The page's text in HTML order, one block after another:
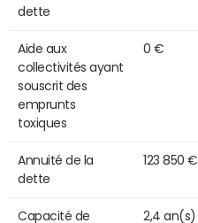
dette
Aide aux
collectivités ayant
souscrit des
emprunts
toxiques
0 €
Annuité de la
dette
123 850 €
Capacité de
2,4 an(s)